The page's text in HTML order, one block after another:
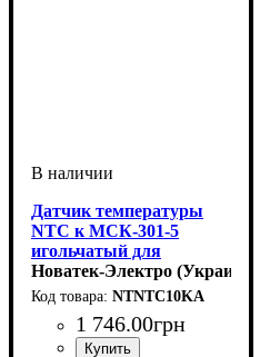
Датчик температуры
NTC к МСК-301-5
игольчатый для
фруктов NTC к
МСК-301-5
Новатек-Электро (Украина)
NTNTC10KA
1 746.00грн